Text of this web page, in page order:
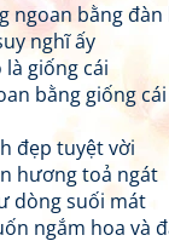
ngoan bằng đàn
nghĩ ấy
giống cái
bằng giống
đẹp tuyệt vời
hương toả ngát
dòng suối mát
ngắm hoa và